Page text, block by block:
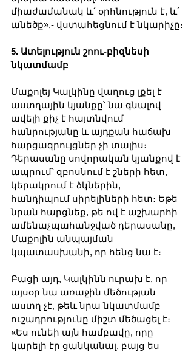
միաժամանակ և՛ օրհնություն է, և՛
անեծք»,- վստահեցնում է նկարիչը։
5. Ատելություն շոու-բիզնեսի
նկատմամբ
Մաքոլեյ Կալկինը վաղուց լքել է
աստղային կյանքը՝ նա գնալով
ավելի քիչ է հայտնվում
հանրությանը և այդքան հաճախ
հարցազրույցներ չի տալիս։
Դերասանը սովորական կյանքով է
ապրում՝ զբոսնում է շների հետ,
կերակրում է ձկներին,
հանդիպում սիրելիների հետ։ Եթե ​​
նրան հարցնեք, թե ով է աշխարհի
ամենաչպահանջված դերասանը,
Մաքոլին անպայման
կպատասխանի, որ հենց նա է։
Բացի այդ, Կալկինն ուրախ է, որ
այսօր նա առաջին մեծության
աստղ չէ, թեև նրա նկատմամբ
ուշադրությունը միշտ մեծացել է։
«Ես ունեի այն համբավը, որը
կարելի էր ցանկանալ, բայց ես